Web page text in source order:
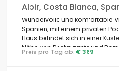
Albir, Costa Blanca,
Wundervolle und komfortable
Spanien, mit einem privaten
Haus befindet sich in einer
Nähe von Restaurants und
Supermärkten, 500 m vom
Preis pro Tag ab: € 369